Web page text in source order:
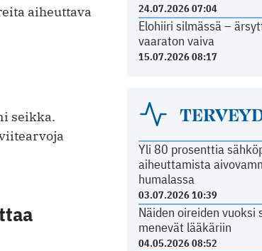
aiheuttava
seikka.
24.07.2026 07:04
Elohiiri silmässä –
vaaraton vaiva
15.07.2026 08:17
Yli 80 prosenttia
aiheuttamista
humalassa
03.07.2026 10:39
Näiden oireiden vuoksi
menevät lääkäriin
04.05.2026 08:52